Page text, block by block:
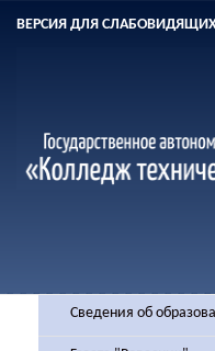
ВЕРСИЯ ДЛЯ
Сведения об